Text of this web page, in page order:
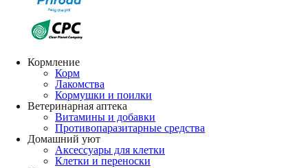
Кормление
Корм
Лакомства
Кормушки и поилки
Ветеринарная аптека
Витамины и добавки
Противопаразитарные средства
Домашний уют
Аксессуары для клетки
Клетки и переноски